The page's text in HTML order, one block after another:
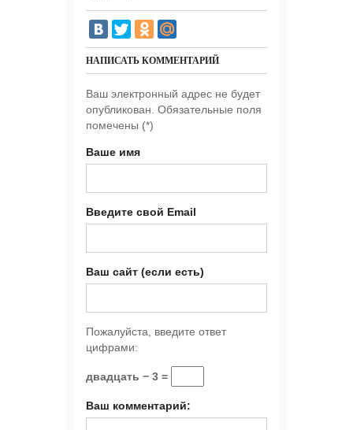
НАПИСАТЬ КОММЕНТАРИЙ
Ваш электронный адрес не будет
опубликован. Обязательные поля
помечены (*)
Ваше имя
Введите свой Email
Ваш сайт (если есть)
Пожалуйста, введите ответ
цифрами:
двадцать − 3 =
Ваш комментарий: